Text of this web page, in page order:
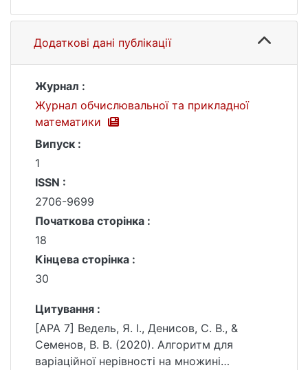
Додаткові дані публікації
Журнал :
Журнал обчислювальної та прикладної
математики
Випуск :
1
ISSN :
2706-9699
Початкова сторінка :
18
Кінцева сторінка :
30
Цитування :
[APA 7] Ведель, Я. І., Денисов, С. В., &
Семенов, В. В. (2020). Алгоритм для
варiацiйної нерiвностi на множинi